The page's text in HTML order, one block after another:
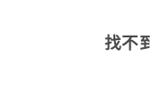
找不